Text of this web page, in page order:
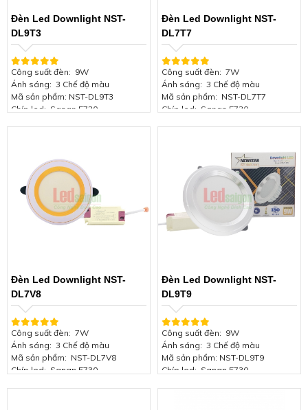
Đèn Led Downlight NST-
DL9T3
Công suất đèn: 9W
Ánh sáng: 3 Chế độ màu
Mã sản phẩm: NST-DL9T3
Chíp led: Sanan 5730
Lỗ khoét trần:
Hiệu suất phát quang:
Điện áp:
85-165V/50Hz
Chứng nhận:
ISO 9001:2015
Bảo hành:
2 năm
Đèn Led Downlight NST-
DL7T7
Công suất đèn: 7W
Ánh sáng: 3 Chế độ màu
Mã sản phẩm: NST-DL7T7
Chíp led: Sanan 5730
Lỗ khoét trần: 90mm
Hiệu suất phát quang: 85Lm/W
Điện áp: 85-165V/50Hz
Chứng nhận: ISO 9001:2015
Bảo hành: 2 năm
Đèn Led Downlight NST-
DL7V8
Công suất đèn: 7W
Ánh sáng: 3 Chế độ màu
Mã sản phẩm: NST-DL7V8
Chíp led: Sanan 5730
Đèn Led Downlight NST-
DL9T9
Công suất đèn: 9W
Ánh sáng: 3 Chế độ màu
Mã sản phẩm: NST-DL9T9
Chíp led: Sanan 5730